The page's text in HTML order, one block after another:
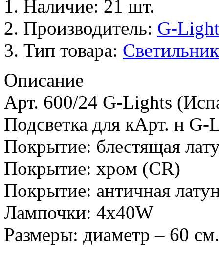
Наличие: 21 шт.
Производитель: G-
Тип товара:
Описание
Арт. 600/24 G-Lights
Подсветка для кАрт. н
Покрытие: блестящая
Покрытие: хром (CR)
Покрытие: античная
Лампочки: 4х40W
Размеры: диаметр – 60 см.